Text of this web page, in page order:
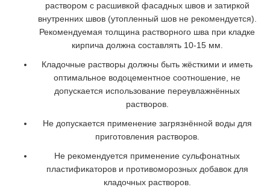
раствором с расшивкой фасадных швов и затиркой
внутренних швов (утопленный шов не рекомендуется).
Рекомендуемая толщина растворного шва при кладке
кирпича должна составлять 10-15 мм.
Кладочные растворы должны быть жёсткими и иметь
оптимальное водоцементное соотношение, не
допускается использование переувлажнённых
растворов.
Не допускается применение загрязнённой воды для
приготовления растворов.
Не рекомендуется применение сульфонатных
пластификаторов и противоморозных добавок для
кладочных растворов.